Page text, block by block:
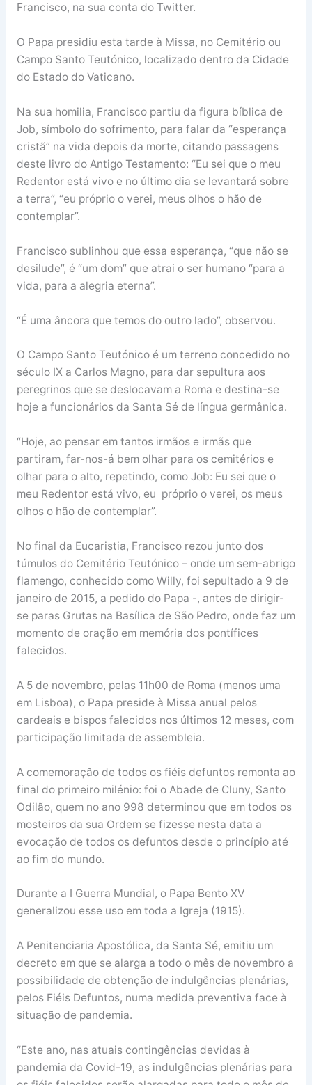
Francisco, na sua conta do Twitter.
O Papa presidiu esta tarde à Missa, no Cemitério ou
Campo Santo Teutónico, localizado dentro da Cidade
do Estado do Vaticano.
Na sua homilia, Francisco partiu da figura bíblica de
Job, símbolo do sofrimento, para falar da “esperança
cristã” na vida depois da morte, citando passagens
deste livro do Antigo Testamento: “Eu sei que o meu
Redentor está vivo e no último dia se levantará sobre
a terra”, “eu próprio o verei, meus olhos o hão de
contemplar”.
Francisco sublinhou que essa esperança, “que não se
desilude”, é “um dom” que atrai o ser humano “para a
vida, para a alegria eterna”.
“É uma âncora que temos do outro lado”, observou.
O Campo Santo Teutónico é um terreno concedido no
século IX a Carlos Magno, para dar sepultura aos
peregrinos que se deslocavam a Roma e destina-se
hoje a funcionários da Santa Sé de língua germânica.
“Hoje, ao pensar em tantos irmãos e irmãs que
partiram, far-nos-á bem olhar para os cemitérios e
olhar para o alto, repetindo, como Job: Eu sei que o
meu Redentor está vivo, eu próprio o verei, os meus
olhos o hão de contemplar”.
No final da Eucaristia, Francisco rezou junto dos
túmulos do Cemitério Teutónico – onde um sem-abrigo
flamengo, conhecido como Willy, foi sepultado a 9 de
janeiro de 2015, a pedido do Papa -, antes de dirigir-
se paras Grutas na Basílica de São Pedro, onde faz um
momento de oração em memória dos pontífices
falecidos.
A 5 de novembro, pelas 11h00 de Roma (menos uma
em Lisboa), o Papa preside à Missa anual pelos
cardeais e bispos falecidos nos últimos 12 meses, com
participação limitada de assembleia.
A comemoração de todos os fiéis defuntos remonta ao
final do primeiro milénio: foi o Abade de Cluny, Santo
Odilão, quem no ano 998 determinou que em todos os
mosteiros da sua Ordem se fizesse nesta data a
evocação de todos os defuntos desde o princípio até
ao fim do mundo.
Durante a I Guerra Mundial, o Papa Bento XV
generalizou esse uso em toda a Igreja (1915).
A Penitenciaria Apostólica, da Santa Sé, emitiu um
decreto em que se alarga a todo o mês de novembro a
possibilidade de obtenção de indulgências plenárias,
pelos Fiéis Defuntos, numa medida preventiva face à
situação de pandemia.
“Este ano, nas atuais contingências devidas à
pandemia da Covid-19, as indulgências plenárias para